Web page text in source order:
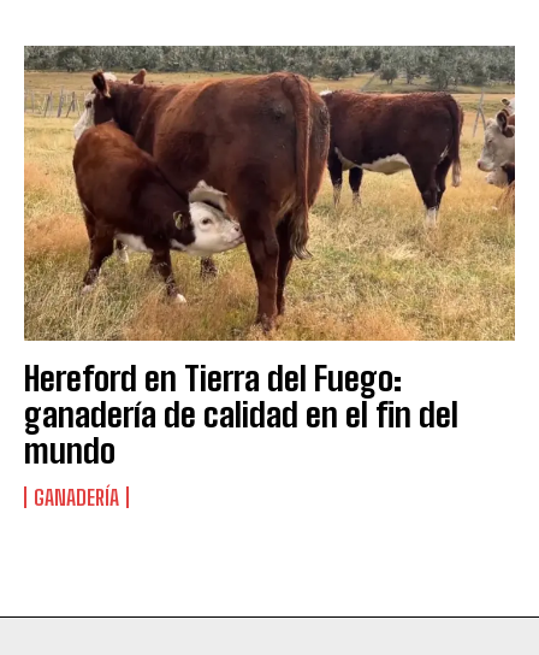
Hereford en Tierra del Fuego:
ganadería de calidad en el fin del
mundo
GANADERÍA